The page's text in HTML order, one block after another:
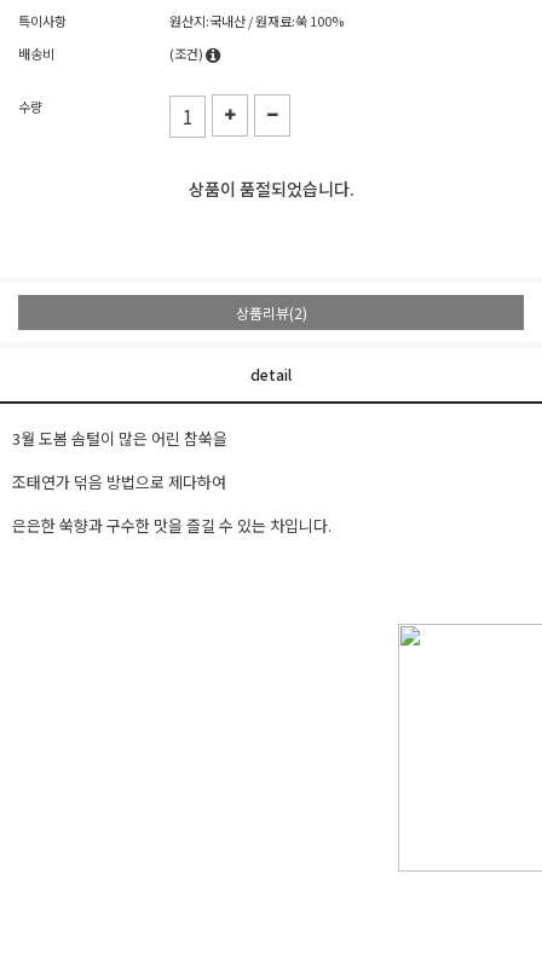
특이사항
원산지:국내산 / 원재료:쑥 100%
배송비
(조건)
수량
상품이 품절되었습니다.
상품리뷰(2)
detail
3월 도봄 솜털이 많은 어린 참쑥을
조태연가 덖음 방법으로 제다하여
은은한 쑥향과 구수한 맛을 즐길 수 있는 차입니다.